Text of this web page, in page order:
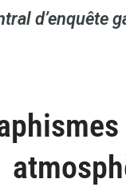
d’enquête